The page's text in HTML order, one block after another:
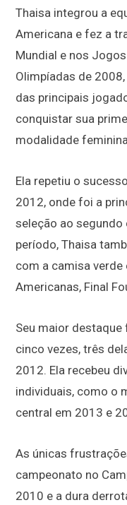
Thaisa integrou a
Americana e fez a
Mundial e nos
Olimpíadas de
das principais
conquistar sua
modalidade
Ela repetiu o
2012, onde foi a
seleção ao
período, Thaisa
com a camisa verde
Americanas, Final
Seu maior destaque
cinco vezes, três
2012. Ela recebeu
individuais, como o
central em 2013 e
As únicas
campeonato no
2010 e a dura